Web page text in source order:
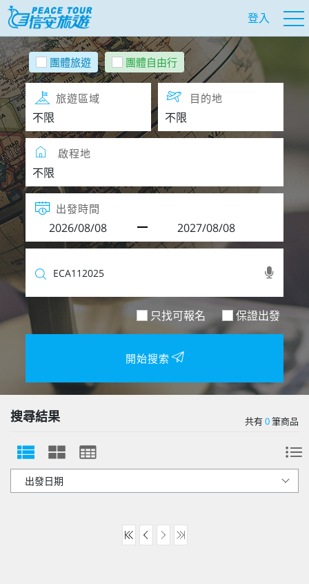
登入
團體旅遊 團體自由行
旅遊區域 目的地
啟程地
出發時間
只找可報名 保證出發
開始搜索
搜尋結果 共有0筆商品